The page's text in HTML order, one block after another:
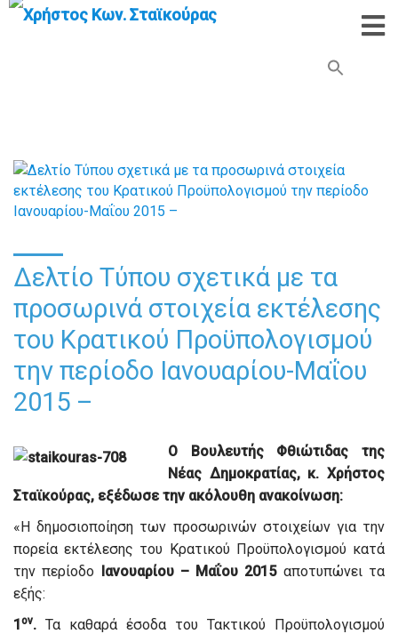
Δελτίο Τύπου σχετικά με τα
προσωρινά στοιχεία εκτέλεσης
του Κρατικού Προϋπολογισμού
την περίοδο Ιανουαρίου-Μαΐου
2015 –
Ο Βουλευτής Φθιώτιδας της
Νέας Δημοκρατίας, κ. Χρήστος
Σταϊκούρας, εξέδωσε την ακόλουθη ανακοίνωση:
«Η δημοσιοποίηση των προσωρινών στοιχείων για την
πορεία εκτέλεσης του Κρατικού Προϋπολογισμού κατά
την περίοδο Ιανουαρίου – Μαΐου 2015αποτυπώνει τα
εξής:
1ον. Τα καθαρά έσοδα του Τακτικού Προϋπολογισμού